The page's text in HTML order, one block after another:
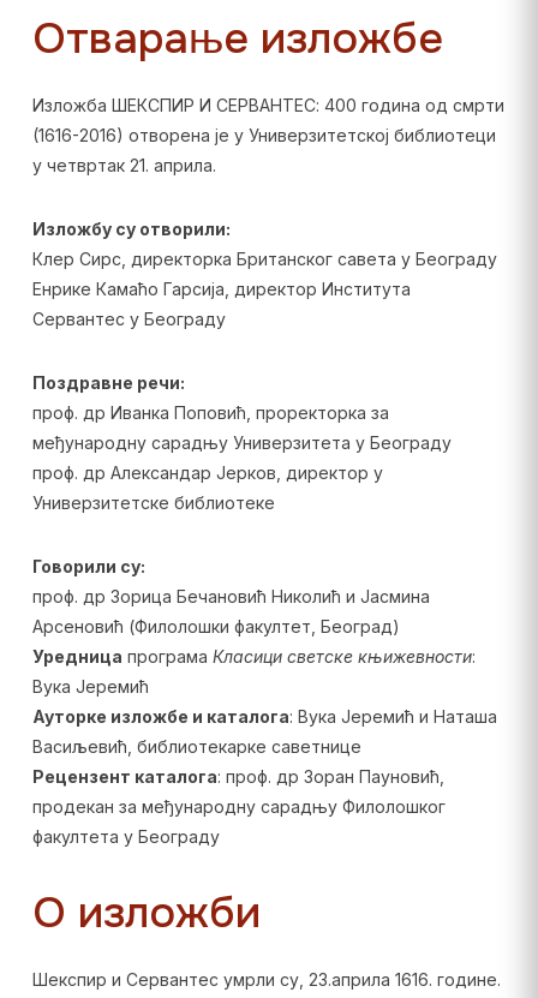
Отварање изложбе
Изложба ШЕКСПИР И СЕРВАНТЕС: 400 година од смрти
(1616-2016) отворена је у Универзитетској библиотеци
у четвртак 21. априла.
Изложбу су отворили:
Клер Сирс, директорка Британског савета у Београду
Енрике Камаћо Гарсија, директор Института
Сервантес у Београду
Поздравне речи:
проф. др Иванка Поповић, проректорка за
међународну сарадњу Универзитета у Београду
проф. др Александар Јерков, директор у
Универзитетске библиотеке
Говорили су:
проф. др Зорица Бечановић Николић и Јасмина
Арсеновић (Филолошки факултет, Београд)
Уредница програма Класици светске књижевности:
Вука Јеремић
Ауторке изложбе и каталога: Вука Јеремић и Наташа
Васиљевић, библиотекарке саветнице
Рецензент каталога: проф. др Зоран Пауновић,
продекан за међународну сарадњу Филолошког
факултета у Београду
О изложби
Шекспир и Сервантес умрли су, 23.априла 1616. године.